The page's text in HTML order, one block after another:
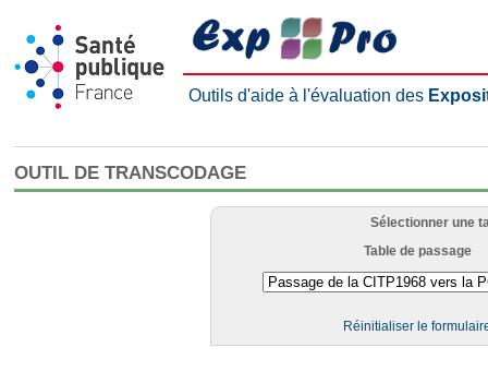
Outils d'aide à l'évaluation des
OUTIL DE TRANSCODAGE
Sélectionner une
Table de passage
Réinitialiser le